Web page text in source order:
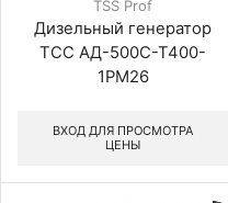
TSS Prof
Дизельный генератор
ТСС АД-500С-Т400-
1РМ26
ВХОД ДЛЯ ПРОСМОТРА
ЦЕНЫ